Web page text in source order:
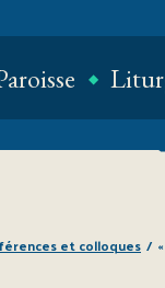
et colloques /